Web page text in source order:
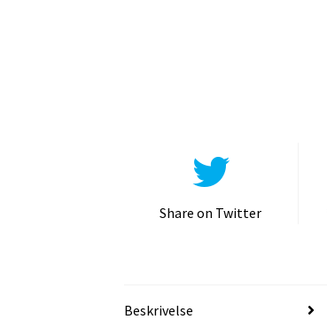
Share on Twitter
Beskrivelse